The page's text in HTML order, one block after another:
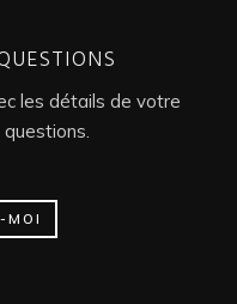
les détails de votre
MOI